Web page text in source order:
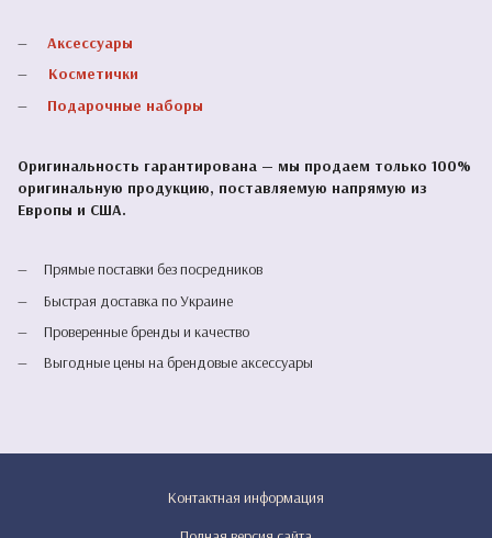
Аксессуары
Косметички
Подарочные наборы
Оригинальность гарантирована — мы продаем только 100%
оригинальную продукцию, поставляемую напрямую из
Европы и США.
Прямые поставки без посредников
Быстрая доставка по Украине
Проверенные бренды и качество
Выгодные цены на брендовые аксессуары
Контактная информация